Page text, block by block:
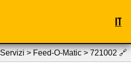
IT
Servizi > Feed-O-Matic > 721002 🔗